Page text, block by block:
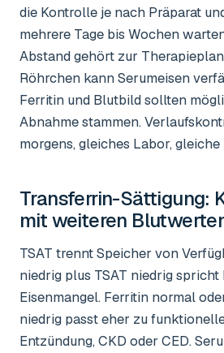
die Kontrolle je nach Präparat
mehrere Tage bis Wochen
Abstand gehört zur
Röhrchen kann Serumeisen
Ferritin und Blutbild sollten
Abnahme stammen.
morgens, gleiches Labor, gleiche
Transferrin-Sättigung:
mit weiteren
TSAT trennt Speicher von
niedrig plus TSAT niedrig
Eisenmangel. Ferritin normal
niedrig passt eher zu
Entzündung, CKD oder CED.